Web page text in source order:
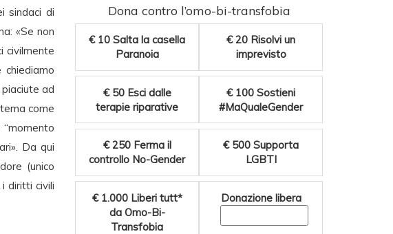
sindaci di
«Se non
civilmente
ad
come
Da qui
(unico
diritti civili
Dona contro l’omo-bi-transfobia
€ 10 Salta la casella
Paranoia
€ 20 Risolvi un
imprevisto
€ 50 Esci dalle
terapie riparative
€ 100 Sostieni
#MaQualeGender
€ 250 Ferma il
controllo No-Gender
€ 500 Supporta
LGBTI
€ 1.000 Liberi tutt*
da Omo-Bi-
Transfobia
Donazione libera